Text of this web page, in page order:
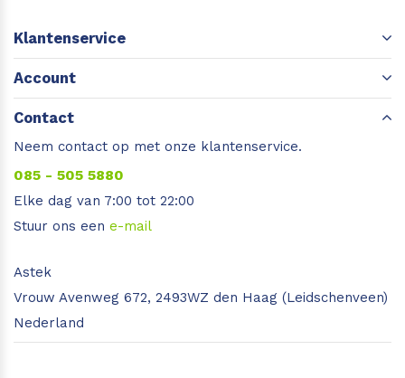
Klantenservice
Account
Contact
Neem contact op met onze klantenservice.
085 - 505 5880
Elke dag van 7:00 tot 22:00
Stuur ons een e-mail
Astek
Vrouw Avenweg 672, 2493WZ den Haag (Leidschenveen)
Nederland